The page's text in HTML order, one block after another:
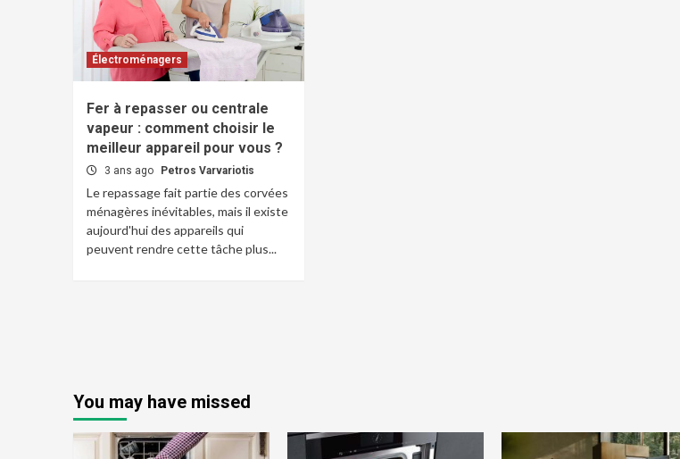
Électroménagers
Fer à repasser ou centrale
vapeur : comment choisir le
meilleur appareil pour vous ?
3 ans ago Petros Varvariotis
Le repassage fait partie des corvées
ménagères inévitables, mais il existe
aujourd'hui des appareils qui
peuvent rendre cette tâche plus...
You may have missed